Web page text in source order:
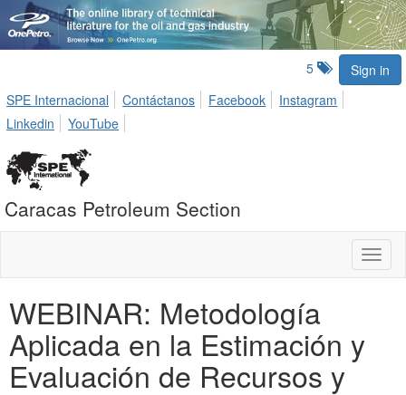
Sign in
5
SPE Internacional
Contáctanos Facebook
Instagram
Linkedin
YouTube
Caracas Petroleum Section
WEBINAR: Metodología
Aplicada en la Estimación y
Evaluación de Recursos y